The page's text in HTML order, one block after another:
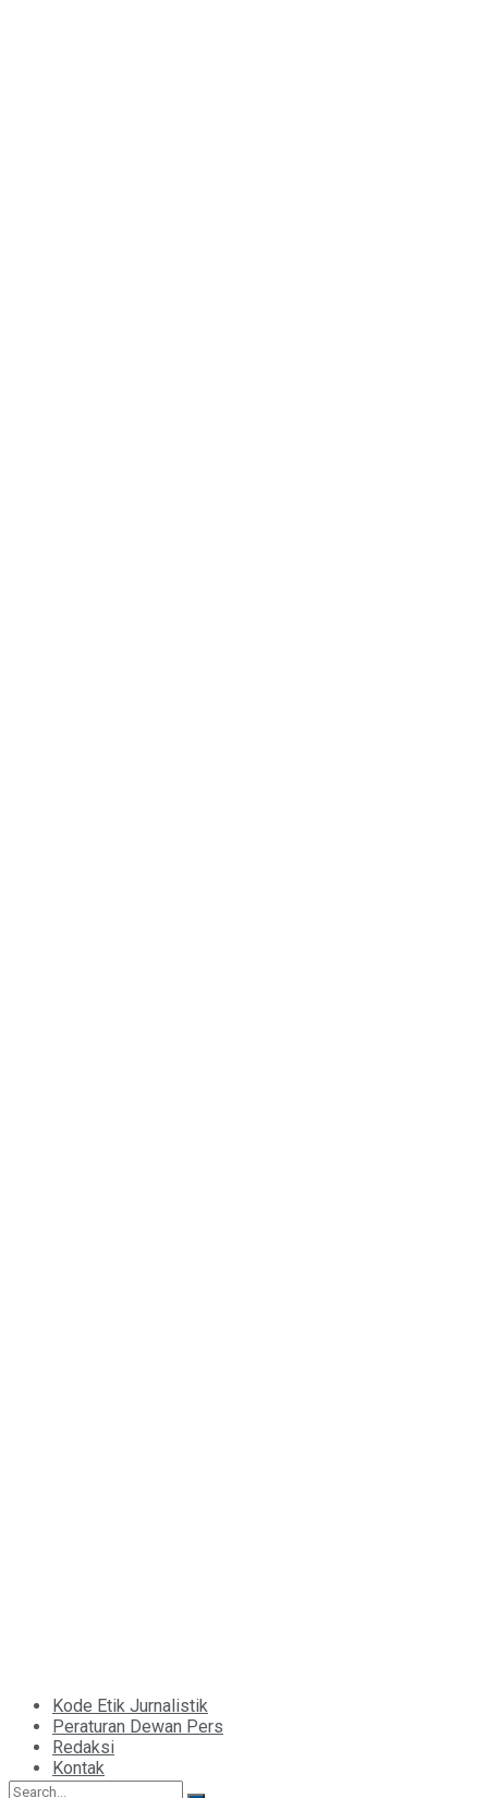
Kode Etik Jurnalistik
Peraturan Dewan Pers
Redaksi
Kontak